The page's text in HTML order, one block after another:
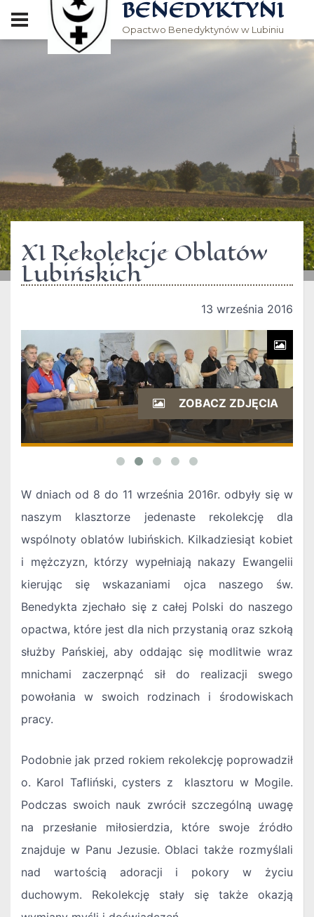
BENEDYKTYNI
Opactwo Benedyktynów w Lubiniu
XI Rekolekcje Oblatów
Lubińskich
13 września 2016
ZOBACZ ZDJĘCIA
W dniach od 8 do 11 września 2016r. odbyły się w
naszym klasztorze jedenaste rekolekcję dla
wspólnoty oblatów lubińskich. Kilkadziesiąt kobiet
i mężczyzn, którzy wypełniają nakazy Ewangelii
kierując się wskazaniami ojca naszego św.
Benedykta zjechało się z całej Polski do naszego
opactwa, które jest dla nich przystanią oraz szkołą
służby Pańskiej, aby oddając się modlitwie wraz
mnichami zaczerpnąć sił do realizacji swego
powołania w swoich rodzinach i środowiskach
pracy.
Podobnie jak przed rokiem rekolekcję poprowadził
o. Karol Tafliński, cysters z klasztoru w Mogile.
Podczas swoich nauk zwrócił szczególną uwagę
na przesłanie miłosierdzia, które swoje źródło
znajduje w Panu Jezusie. Oblaci także rozmyślali
nad wartością adoracji i pokory w życiu
duchowym. Rekolekcję stały się także okazją